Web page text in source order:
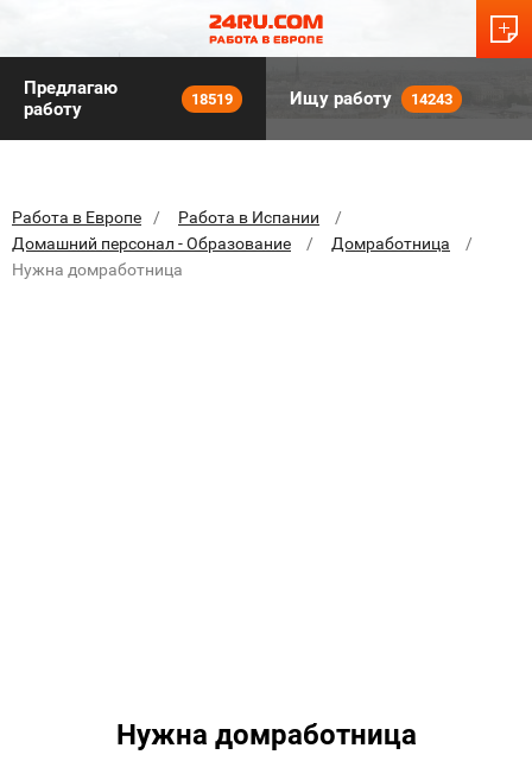
Предлагаю
работу
18519 Ищу работу 14243
Работа в Европе
Работа в Испании
Домашний персонал - Образование
Домработница
Нужна домработница
Нужна домработница